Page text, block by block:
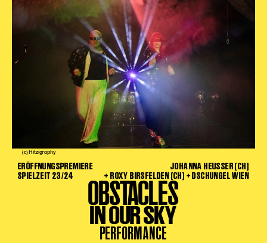
(c) Hitzigraphy
ERÖFFNUNGSPREMIERE
SPIELZEIT 23/24
JOHANNA HEUSSER (CH)
+ ROXY BIRSFELDEN (CH) + DSCHUNGEL WIEN
OBSTACLES
IN OUR SKY
PERFORMANCE